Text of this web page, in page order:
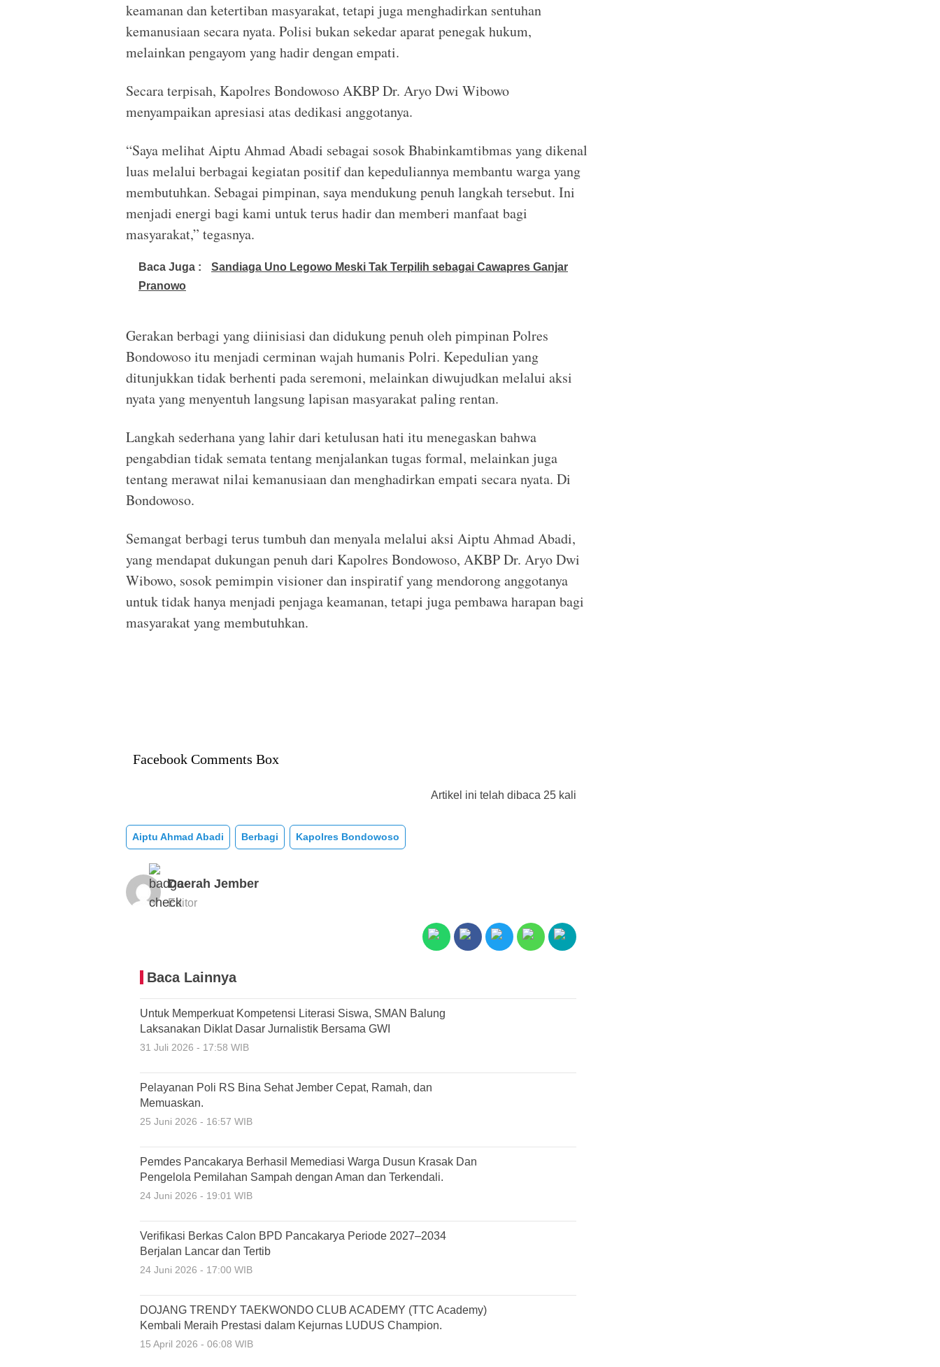
keamanan dan ketertiban masyarakat, tetapi juga menghadirkan sentuhan
kemanusiaan secara nyata. Polisi bukan sekedar aparat penegak hukum,
melainkan pengayom yang hadir dengan empati.
Secara terpisah, Kapolres Bondowoso AKBP Dr. Aryo Dwi Wibowo
menyampaikan apresiasi atas dedikasi anggotanya.
“Saya melihat Aiptu Ahmad Abadi sebagai sosok Bhabinkamtibmas yang dikenal
luas melalui berbagai kegiatan positif dan kepeduliannya membantu warga yang
membutuhkan. Sebagai pimpinan, saya mendukung penuh langkah tersebut. Ini
menjadi energi bagi kami untuk terus hadir dan memberi manfaat bagi
masyarakat,” tegasnya.
Baca Juga :
Sandiaga Uno Legowo Meski Tak Terpilih sebagai Cawapres Ganjar
Pranowo
Gerakan berbagi yang diinisiasi dan didukung penuh oleh pimpinan Polres
Bondowoso itu menjadi cerminan wajah humanis Polri. Kepedulian yang
ditunjukkan tidak berhenti pada seremoni, melainkan diwujudkan melalui aksi
nyata yang menyentuh langsung lapisan masyarakat paling rentan.
Langkah sederhana yang lahir dari ketulusan hati itu menegaskan bahwa
pengabdian tidak semata tentang menjalankan tugas formal, melainkan juga
tentang merawat nilai kemanusiaan dan menghadirkan empati secara nyata. Di
Bondowoso.
Semangat berbagi terus tumbuh dan menyala melalui aksi Aiptu Ahmad Abadi,
yang mendapat dukungan penuh dari Kapolres Bondowoso, AKBP Dr. Aryo Dwi
Wibowo, sosok pemimpin visioner dan inspiratif yang mendorong anggotanya
untuk tidak hanya menjadi penjaga keamanan, tetapi juga pembawa harapan bagi
masyarakat yang membutuhkan.
Facebook Comments Box
Artikel ini telah dibaca 25 kali
Aiptu Ahmad Abadi Berbagi Kapolres Bondowoso
Daerah Jember
Editor
Baca Lainnya
Untuk Memperkuat Kompetensi Literasi Siswa, SMAN Balung
Laksanakan Diklat Dasar Jurnalistik Bersama GWI
31 Juli 2026 - 17:58 WIB
Pelayanan Poli RS Bina Sehat Jember Cepat, Ramah, dan
Memuaskan.
25 Juni 2026 - 16:57 WIB
Pemdes Pancakarya Berhasil Memediasi Warga Dusun Krasak Dan
Pengelola Pemilahan Sampah dengan Aman dan Terkendali.
24 Juni 2026 - 19:01 WIB
Verifikasi Berkas Calon BPD Pancakarya Periode 2027–2034
Berjalan Lancar dan Tertib
24 Juni 2026 - 17:00 WIB
DOJANG TRENDY TAEKWONDO CLUB ACADEMY (TTC Academy)
Kembali Meraih Prestasi dalam Kejurnas LUDUS Champion.
15 April 2026 - 06:08 WIB